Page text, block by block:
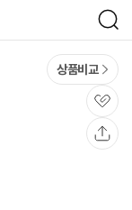
검
색
상품비교
관
심